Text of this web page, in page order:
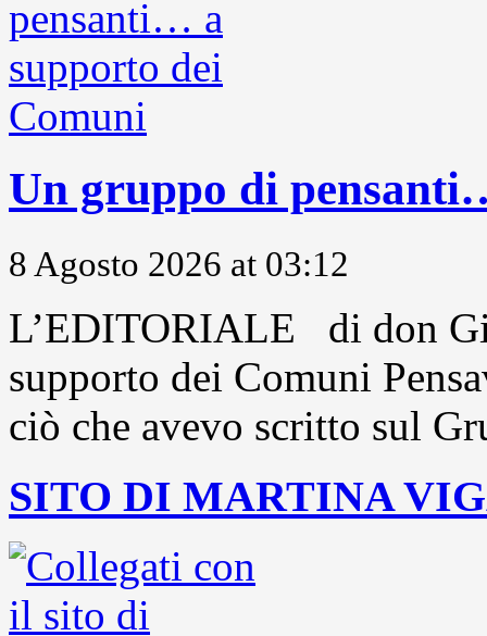
Un gruppo di
8 Agosto 2026 at 03:12
L’EDITORIALE di don
supporto dei Comuni
ciò che avevo scritto sul
SITO DI MARTINA